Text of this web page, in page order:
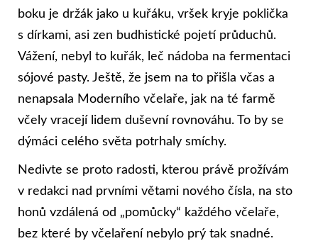
boku je držák jako u kuřáku, vršek kryje poklička
s dírkami, asi zen budhistické pojetí průduchů.
Vážení, nebyl to kuřák, leč nádoba na fermentaci
sójové pasty. Ještě, že jsem na to přišla včas a
nenapsala Moderního včelaře, jak na té farmě
včely vracejí lidem duševní rovnováhu. To by se
dýmáci celého světa potrhaly smíchy.
Nedivte se proto radosti, kterou právě prožívám
v redakci nad prvními větami nového čísla, na sto
honů vzdálená od „pomůcky“ každého včelaře,
bez které by včelaření nebylo prý tak snadné.